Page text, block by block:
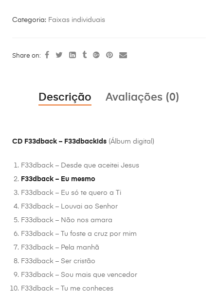
Categoria: Faixas individuais
Share on:
Descrição Avaliações (0)
CD F33dback – F33dbackids (Álbum digital)
F33dback – Desde que aceitei Jesus
F33dback – Eu mesmo
F33dback – Eu só te quero a Ti
F33dback – Louvai ao Senhor
F33dback – Não nos amara
F33dback – Tu foste a cruz por mim
F33dback – Pela manhã
F33dback – Ser cristão
F33dback – Sou mais que vencedor
F33dback – Tu me conheces